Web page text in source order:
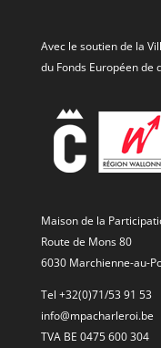
Avec le soutien de la
du Fonds Européen de
Maison de la
Route de Mons 80
6030 Marchienne-au-
Tel +32(0)71/53 91 53
info@mpacharleroi.be
TVA BE 0475 600 304